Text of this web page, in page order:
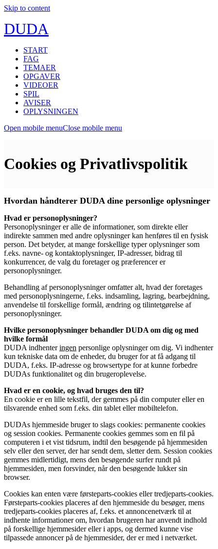
Skip to content
DUDA
START
FAG
TEMAER
OPGAVER
VIDEOER
SPIL
AVISER
OPLYSNINGEN
Open mobile menuClose mobile menu
Cookies og Privatlivspolitik
Hvordan håndterer DUDA dine personlige oplysninger
Hvad er personoplysninger?
Personoplysninger er alle de informationer, som direkte eller
indirekte sammen med andre oplysninger kan henføres til en fysisk
person. Det betyder, at mange forskellige typer oplysninger som
f.eks. navne- og kontaktoplysninger, IP-adresser, bidrag til
konkurrencer, de valg du foretager og præferencer er
personoplysninger.
Behandling af personoplysninger omfatter alt, hvad der foretages
med personoplysningerne, f.eks. indsamling, lagring, bearbejdning,
anvendelse til forskellige formål, ændring og tilintetgørelse af
personoplysninger.
Hvilke personoplysninger behandler DUDA om dig og med
hvilke formål
DUDA indhenteringen personlige oplysninger om dig. Vi indhenter
kun tekniske data om de enheder, du bruger for at få adgang til
DUDA, f.eks. IP-adresse og browsertype for at kunne forbedre
DUDAs funktionalitet og din brugeroplevelse.
Hvad er en cookie, og hvad bruges den til?
En cookie er en lille tekstfil, der gemmes på din computer eller en
tilsvarende enhed som f.eks. din tablet eller mobiltelefon.
DUDAs hjemmeside bruger to slags cookies: permanente cookies
og session cookies. Permanente cookies gemmes som en fil på
computeren i et vist tidsrum, indtil den besøgende på hjemmesiden
selv eller den server, der har sendt dem, sletter dem. Session cookies
gemmes midlertidigt, mens den besøgende surfer rundt på
hjemmesiden, men forsvinder, når den besøgende lukker sin
browser.
Cookies kan enten være førsteparts-cookies eller tredjeparts-cookies.
Førsteparts-cookies placeres af den hjemmeside du besøger, mens
tredjeparts-cookies placeres af, f.eks. et annoncenetværk til at
indhente informationer om, hvordan brugeren har anvendt indhold
på forskellige hjemmesider eller i apps, og dermed kunne vise
tilpassede annoncer på de hjemmesider, der er med i netværket.